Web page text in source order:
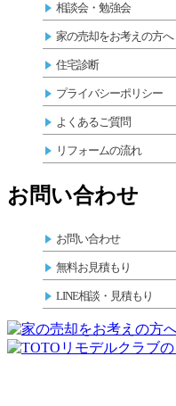
相談会・勉強会
家の売却をお考えの方へ
住宅診断
プライバシーポリシー
よくあるご質問
リフォームの流れ
お問い合わせ
お問い合わせ
無料お見積もり
LINE相談・見積もり